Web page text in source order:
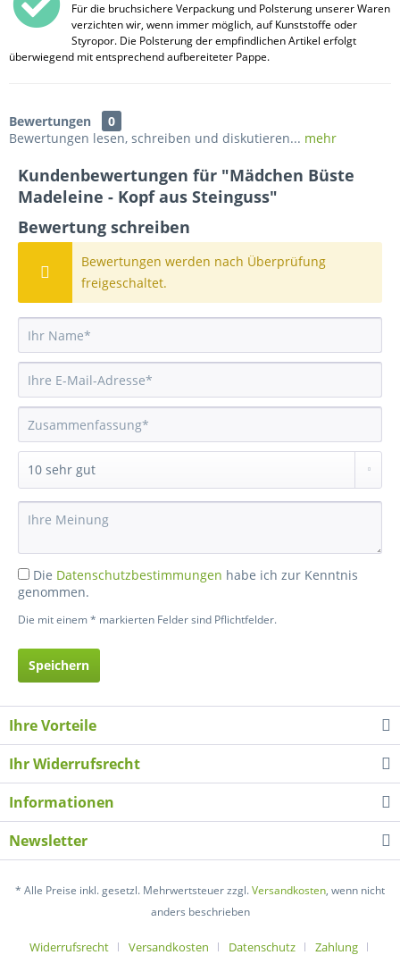
Für die bruchsichere Verpackung und Polsterung unserer Waren
verzichten wir, wenn immer möglich, auf Kunststoffe oder
Styropor. Die Polsterung der empfindlichen Artikel erfolgt
überwiegend mit entsprechend aufbereiteter Pappe.
Bewertungen
0
Bewertungen lesen, schreiben und diskutieren... mehr
Kundenbewertungen für "Mädchen Büste
Madeleine - Kopf aus Steinguss"
Bewertung schreiben
Bewertungen werden nach Überprüfung
freigeschaltet.
Die Datenschutzbestimmungen habe ich zur Kenntnis
genommen.
Die mit einem * markierten Felder sind Pflichtfelder.
Speichern
Ihre Vorteile
Ihr Widerrufsrecht
Informationen
Newsletter
* Alle Preise inkl. gesetzl. Mehrwertsteuer zzgl.Versandkosten, wenn nicht
anders beschrieben
Widerrufsrecht Versandkosten Datenschutz Zahlung